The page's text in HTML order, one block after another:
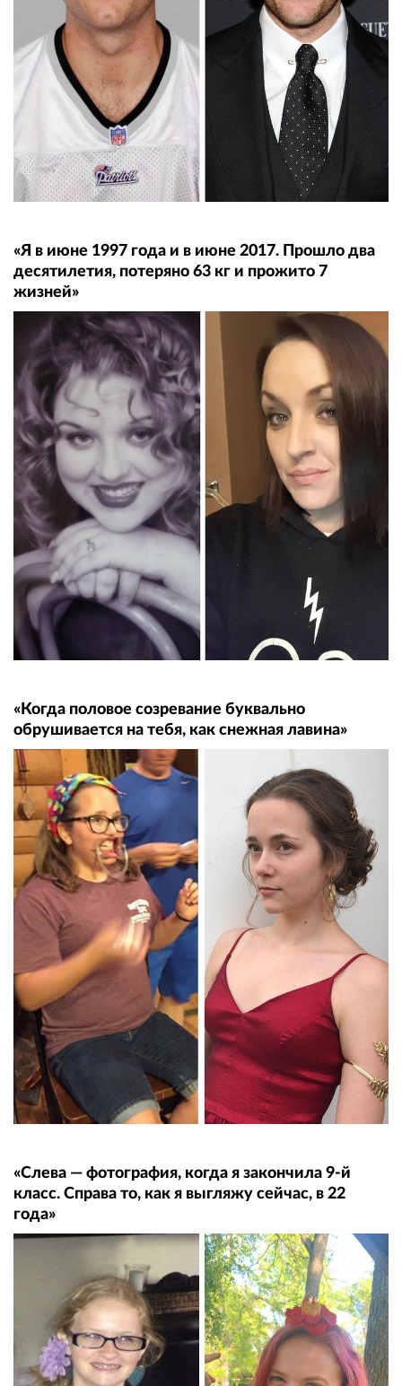
«Я в июне 1997 года и в июне 2017. Прошло два
десятилетия, потеряно 63 кг и прожито 7
жизней»
«Когда половое созревание буквально
обрушивается на тебя, как снежная лавина»
«Слева — фотография, когда я закончила 9-й
класс. Справа то, как я выгляжу сейчас, в 22
года»